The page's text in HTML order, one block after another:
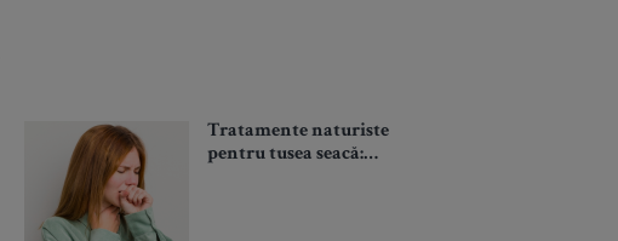
Tratamente naturiste
pentru tusea seacă: